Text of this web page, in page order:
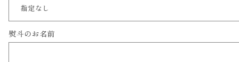
「英
（は
な
な
熨斗のお名前